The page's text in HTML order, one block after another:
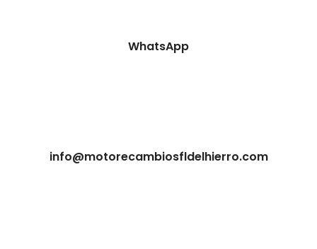
WhatsApp
info@motorecambiosfldelhierro.com